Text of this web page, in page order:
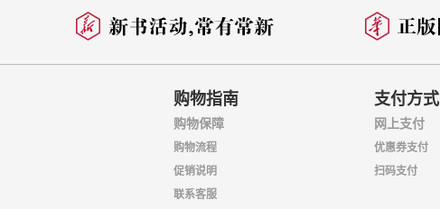
购物指南
购物保障
购物流程
促销说明
联系客服
支付方式
网上支付
优惠券支付
扫码支付